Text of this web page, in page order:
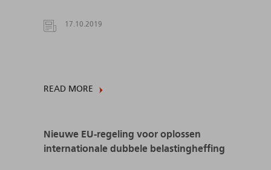
17.10.2019
READ MORE
Nieuwe EU-regeling voor oplossen
internationale dubbele belastingheffing